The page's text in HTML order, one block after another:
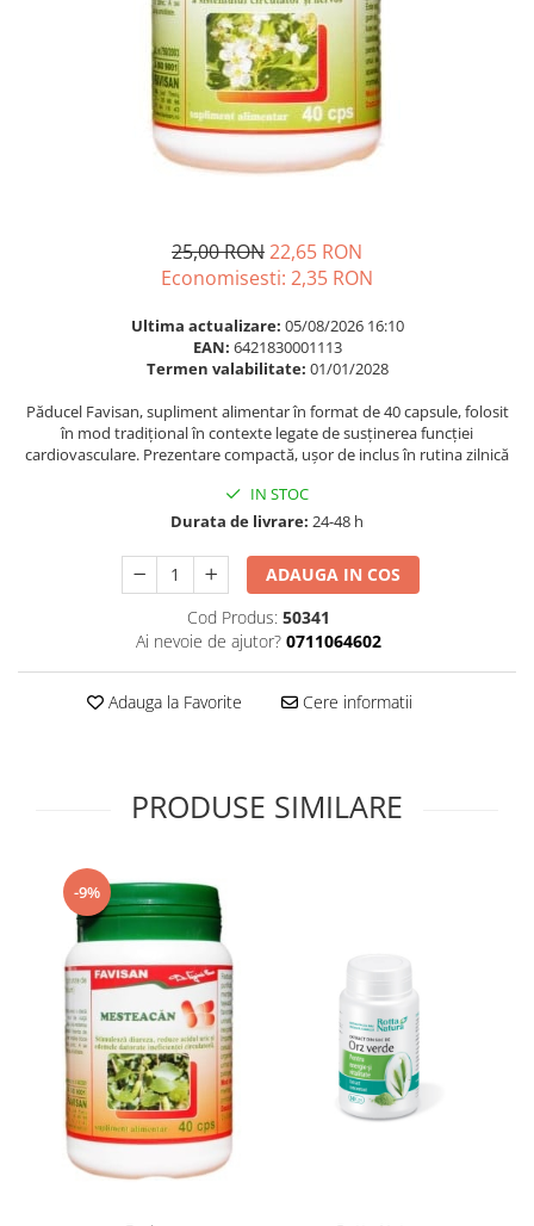
Probiotice si prebiotice
Slabire si control greutate
Supliment Calciu
Supliment Complexe
Supliment Fier
Supliment Magneziu
Supliment Vitamina C
Supliment Vitamina D3
Supliment Vitamina E
Tincturi si Gemoderivate
Tuse gat si respiratie
Balsam masca si tratament
Produse cu SPF Pentru Fata
Repelenti insecte
25,00 RON22,65 RON
Economisesti: 2,35 RON
Ultima actualizare: 05/08/2026 16:10
EAN: 6421830001113
Termen valabilitate: 01/01/2028
Păducel Favisan, supliment alimentar în format de 40 capsule, folosit
în mod tradițional în contexte legate de susținerea funcției
cardiovasculare. Prezentare compactă, ușor de inclus în rutina zilnică
IN STOC
Durata de livrare: 24-48 h
ADAUGA IN COS
Cod Produs: 50341
Ai nevoie de ajutor? 0711064602
Adauga la Favorite Cere informatii
PRODUSE SIMILARE
-9%